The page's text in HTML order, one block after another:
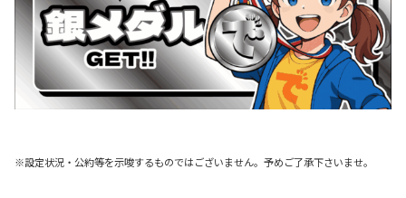
※設定状況・公約等を示唆するものではございません。予めご了承下さいませ。